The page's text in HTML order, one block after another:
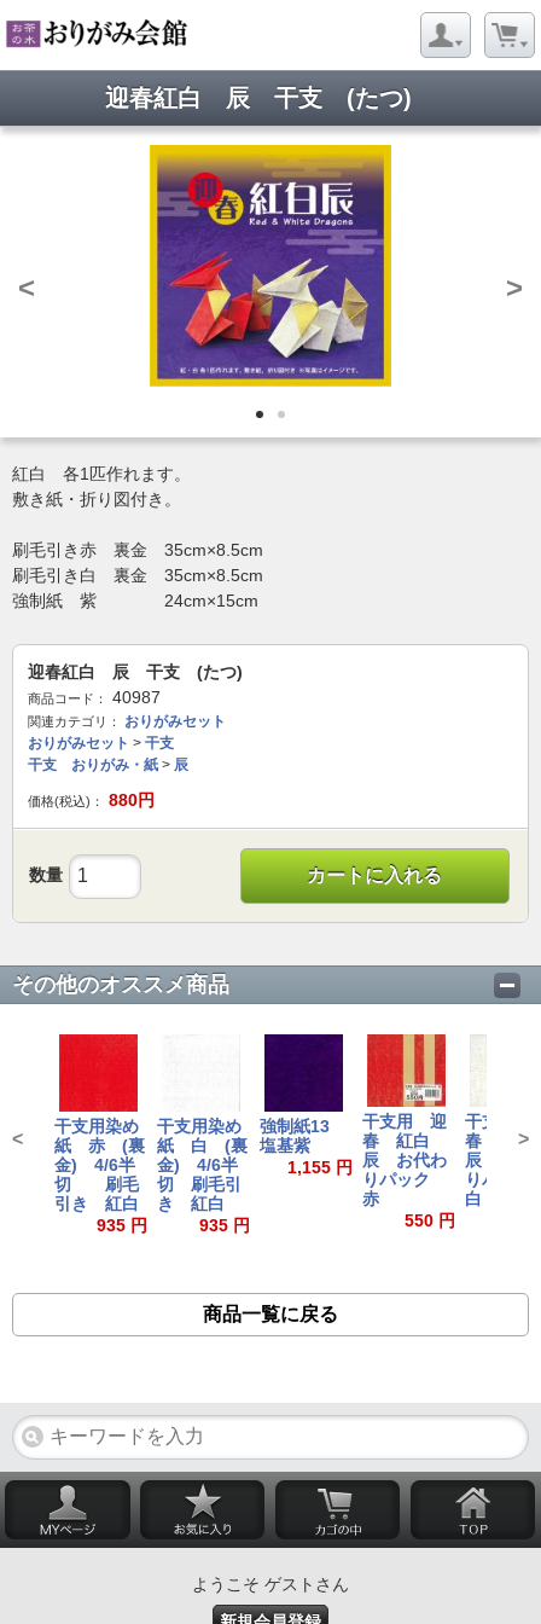
迎春紅白 辰 干支 (たつ)
< >
紅白 各1匹作れます。
敷き紙・折り図付き。
刷毛引き赤 裏金 35cm×8.5cm
刷毛引き白 裏金 35cm×8.5cm
強制紙 紫 24cm×15cm
迎春紅白 辰 干支 (たつ)
商品コード： 40987
関連カテゴリ：
おりがみセット
おりがみセット > 干支
干支 おりがみ・紙 > 辰
価格(税込)： 880円
数量 カートに入れる
その他のオススメ商品
干支用染め
紙 赤 (裏
金) 4/6半
切 刷毛
引き 紅白
935 円
干支用染め
紙 白 (裏
金) 4/6半
切 刷毛引
き 紅白
935 円
強制紙13
塩基紫
1,155 円
干支用 迎
春 紅白
辰 お代わ
りパック
赤
550 円
干支用
春 紅白
辰 お代
りパッ
白
< >
商品一覧に戻る
ようこそ ゲストさん